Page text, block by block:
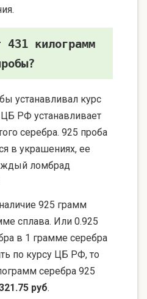
431 килограмм
устанавливал курс
РФ устанавливает
серебра. 925 проба
в украшениях, ее
ломбрад
925 грамм
сплава. Или 0.925
в 1 грамме серебра
по курсу ЦБ РФ, то
серебра 925
руб.